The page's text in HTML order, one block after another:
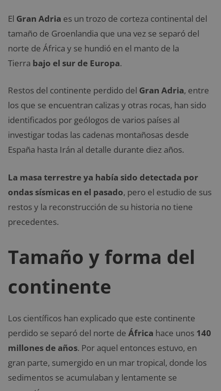
El Gran Adria es un trozo de corteza continental del
tamaño de Groenlandia que una vez se separó del
norte de África y se hundió en el manto de la
Tierra bajo el sur de Europa.
Restos del continente perdido del Gran Adria, entre
los que se encuentran calizas y otras rocas, han sido
identificados por geólogos de varios países al
investigar todas las cadenas montañosas desde
España hasta Irán al detalle durante diez años.
La masa terrestre ya había sido detectada por
ondas sísmicas en el pasado, pero el estudio de sus
restos y la reconstrucción de su historia no tiene
precedentes.
Tamaño y forma del
continente
Los científicos han explicado que este continente
perdido se separó del norte de África hace unos 140
millones de años. Por aquel entonces estuvo, en
gran parte, sumergido en un mar tropical, donde los
sedimentos se acumulaban y lentamente se